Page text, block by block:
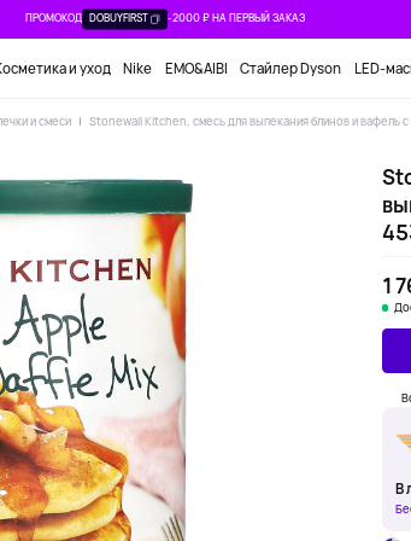
ПРОМОКОД DOBUYFIRST -2000 ₽ НА ПЕРВЫЙ ЗАКАЗ
и уход Nike EMO&AIBI Стайлер Dyson LED-
и смеси Stonewall Kitchen, смесь для выпекания блинов и вафель
1
В